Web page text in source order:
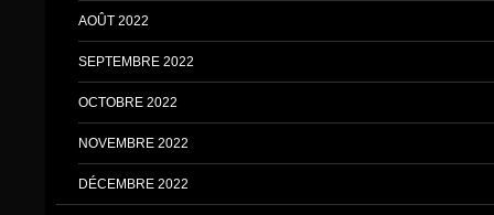
AOÛT 2022
SEPTEMBRE 2022
OCTOBRE 2022
NOVEMBRE 2022
DÉCEMBRE 2022